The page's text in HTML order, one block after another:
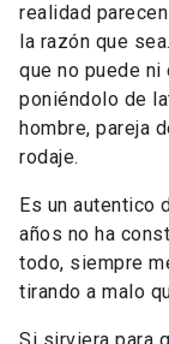
realidad
la razón que
que no puede
poniéndolo de
hombre, pareja
rodaje.
Es un autentico
años no ha
todo, siempre
tirando a malo